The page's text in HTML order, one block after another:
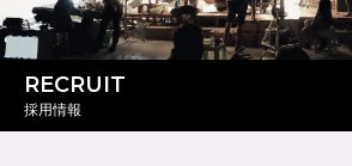
RECRUIT
採用情報